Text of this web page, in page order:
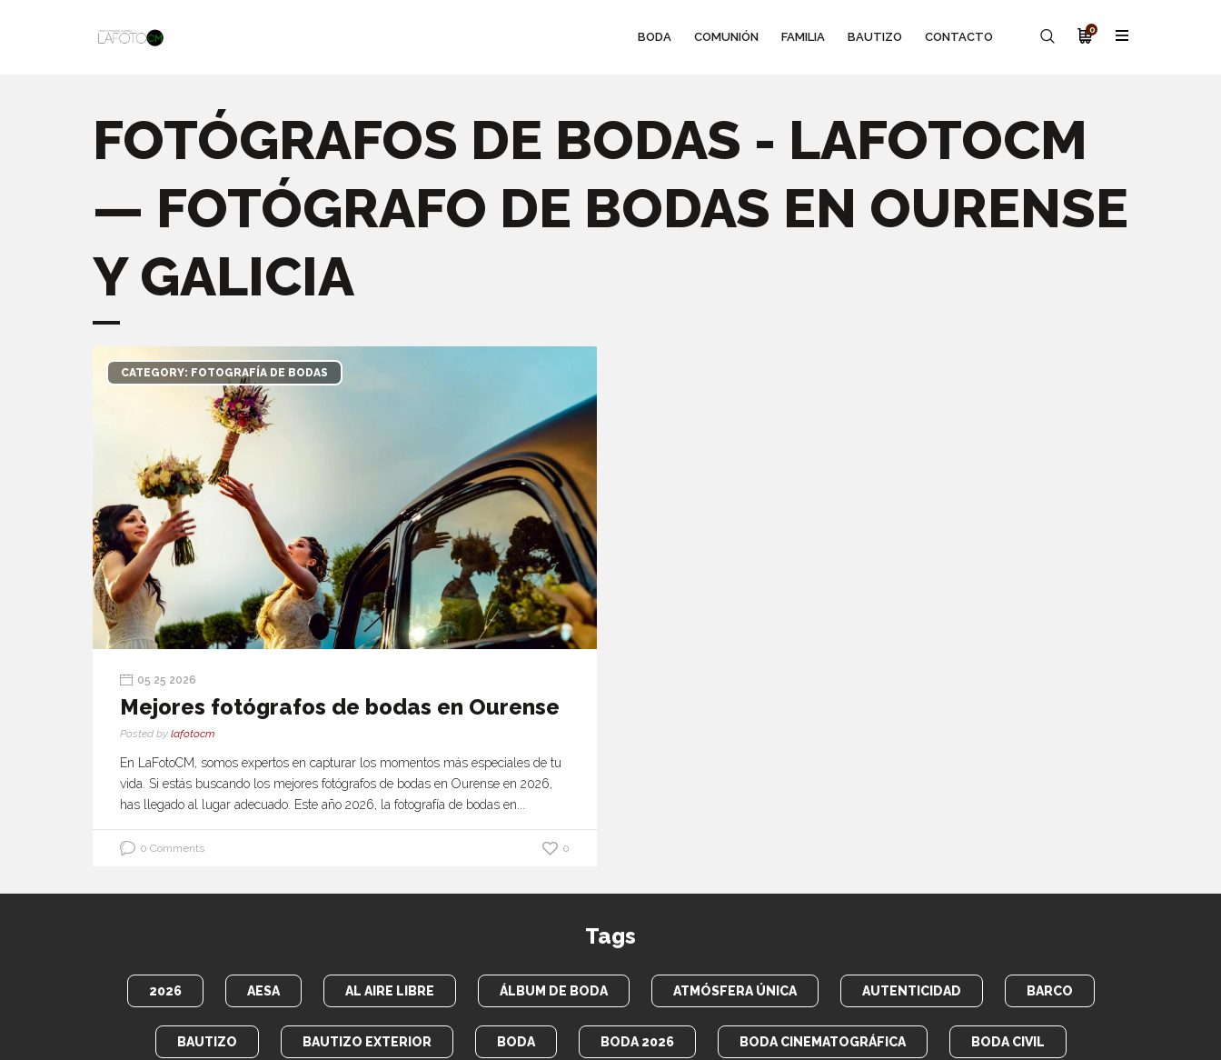
BODA COMUNIÓN FAMILIA BAUTIZO CONTACTO
0
FOTÓGRAFOS DE BODAS - LAFOTOCM
— FOTÓGRAFO DE BODAS EN OURENSE
Y GALICIA
CATEGORY: FOTOGRAFÍA DE BODAS
05 25 2026
Mejores fotógrafos de bodas en Ourense
Posted by lafotocm
En LaFotoCM, somos expertos en capturar los momentos más especiales de tu
vida. Si estás buscando los mejores fotógrafos de bodas en Ourense en 2026,
has llegado al lugar adecuado. Este año 2026, la fotografía de bodas en...
0 Comments 0
Tags
2026 AESA AL AIRE LIBRE ÁLBUM DE BODA ATMÓSFERA ÚNICA AUTENTICIDAD BARCO
BAUTIZO BAUTIZO EXTERIOR BODA BODA 2026 BODA CINEMATOGRÁFICA BODA CIVIL